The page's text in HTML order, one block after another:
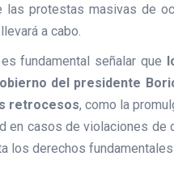
las protestas masivas de
a cabo.
fundamental señalar que
del presidente
retrocesos, como la
en casos de violaciones de
los derechos